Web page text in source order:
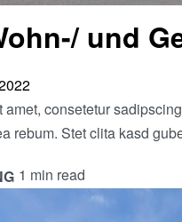
und
amet, consetetur
rebum. Stet clita kasd
1 min read